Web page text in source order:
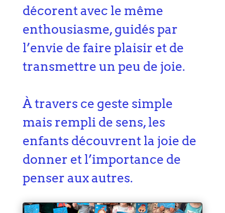
décorent avec le même
enthousiasme, guidés par
l’envie de faire plaisir et de
transmettre un peu de joie.
À travers ce geste simple
mais rempli de sens, les
enfants découvrent la joie de
donner et l’importance de
penser aux autres.